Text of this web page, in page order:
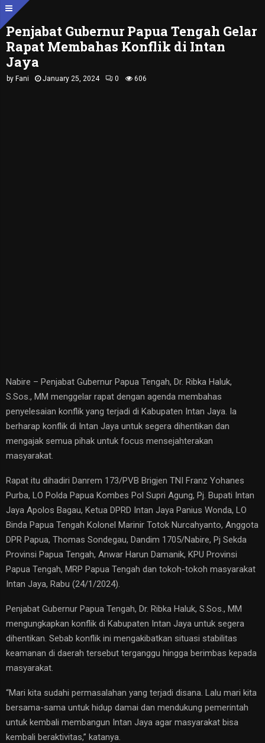
Penjabat Gubernur Papua Tengah Gelar
Rapat Membahas Konflik di Intan
Jaya
by Fani January 25, 2024 0 606
Nabire – Penjabat Gubernur Papua Tengah, Dr. Ribka Haluk,
S.Sos., MM menggelar rapat dengan agenda membahas
penyelesaian konflik yang terjadi di Kabupaten Intan Jaya. Ia
berharap konflik di Intan Jaya untuk segera dihentikan dan
mengajak semua pihak untuk focus mensejahterakan
masyarakat.
Rapat itu dihadiri Danrem 173/PVB Brigjen TNI Franz Yohanes
Purba, LO Polda Papua Kombes Pol Supri Agung, Pj. Bupati Intan
Jaya Apolos Bagau, Ketua DPRD Intan Jaya Panius Wonda, LO
Binda Papua Tengah Kolonel Marinir Totok Nurcahyanto, Anggota
DPR Papua, Thomas Sondegau, Dandim 1705/Nabire, Pj Sekda
Provinsi Papua Tengah, Anwar Harun Damanik, KPU Provinsi
Papua Tengah, MRP Papua Tengah dan tokoh-tokoh masyarakat
Intan Jaya, Rabu (24/1/2024).
Penjabat Gubernur Papua Tengah, Dr. Ribka Haluk, S.Sos., MM
mengungkapkan konflik di Kabupaten Intan Jaya untuk segera
dihentikan. Sebab konflik ini mengakibatkan situasi stabilitas
keamanan di daerah tersebut terganggu hingga berimbas kepada
masyarakat.
“Mari kita sudahi permasalahan yang terjadi disana. Lalu mari kita
bersama-sama untuk hidup damai dan mendukung pemerintah
untuk kembali membangun Intan Jaya agar masyarakat bisa
kembali beraktivitas,” katanya.